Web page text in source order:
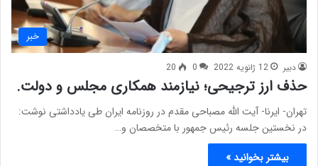
خبر
دبیر 12 ژانویه 2022 0
20
حذف ارز ترجیحی؛ نیازمند همکاری مجلس و دولت.
تهران- ایرنا- آیت الله مصباحی مقدم در روزنامه ایران طی یادداشتی نوشت:
در نخستین جلسه رئیس جمهور با متخصصان و…
بیشتر بخوانید »